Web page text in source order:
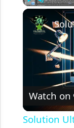
Watch on
Solution